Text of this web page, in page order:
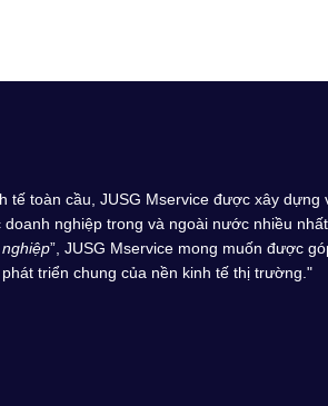
toàn cầu, JUSG Mservice được xây dựng
nghiệp trong và ngoài nước nhiều
”, JUSG Mservice mong muốn được
triển chung của nền kinh tế thị trường."